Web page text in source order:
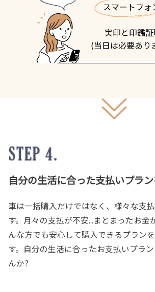
スマートフォ
実印と印鑑
(当日は必要あり
自分の生活に合った支払いプラ
車は一括購入だけではなく、様々な支
す。月々の支払が不安...まとまったお金
んな方でも安心して購入できるプラン
す。自分の生活に合ったお支払いプラ
んか?